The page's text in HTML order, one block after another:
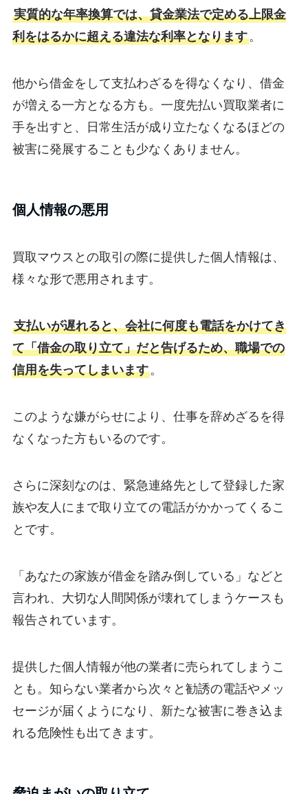
実質的な年率換算では、貸金業法で定める上限金
利をはるかに超える違法な利率となります。
他から借金をして支払わざるを得なくなり、借金
が増える一方となる方も。一度先払い買取業者に
手を出すと、日常生活が成り立たなくなるほどの
被害に発展することも少なくありません。
個人情報の悪用
買取マウスとの取引の際に提供した個人情報は、
様々な形で悪用されます。
支払いが遅れると、会社に何度も電話をかけてき
て「借金の取り立て」だと告げるため、職場での
信用を失ってしまいます。
このような嫌がらせにより、仕事を辞めざるを得
なくなった方もいるのです。
さらに深刻なのは、緊急連絡先として登録した家
族や友人にまで取り立ての電話がかかってくるこ
とです。
「あなたの家族が借金を踏み倒している」などと
言われ、大切な人間関係が壊れてしまうケースも
報告されています。
提供した個人情報が他の業者に売られてしまうこ
とも。知らない業者から次々と勧誘の電話やメッ
セージが届くようになり、新たな被害に巻き込ま
れる危険性も出てきます。